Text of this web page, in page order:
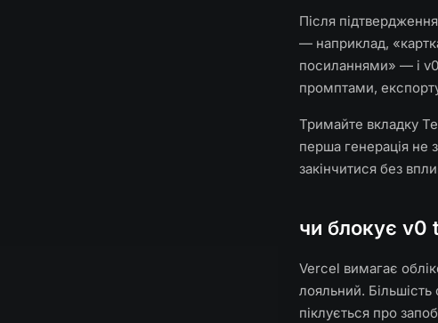
Після
— наприклад,
посиланнями» — і
промптами,
Тримайте вкладку
перша генерація не
закінчитися без
чи блокує v0
Vercel вимагає
лояльний.
піклується про